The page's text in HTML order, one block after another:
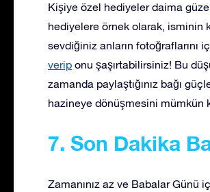
Kişiye özel hediyeler daima
hediyelere örnek olarak, isminin
sevdiğiniz anların
verip onu şaşırtabilirsiniz! Bu
zamanda paylaştığınız bağı
hazineye dönüşmesini mümkün
7. Son Dakika
Zamanınız az ve Babalar Günü